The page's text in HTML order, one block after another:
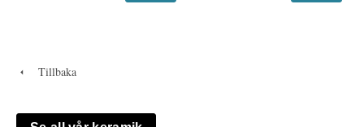
Tillbaka